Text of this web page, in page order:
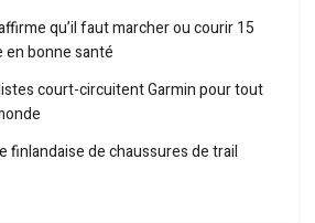
qu’il faut marcher ou courir 15
en bonne santé
court-circuitent Garmin pour tout
finlandaise de chaussures de trail